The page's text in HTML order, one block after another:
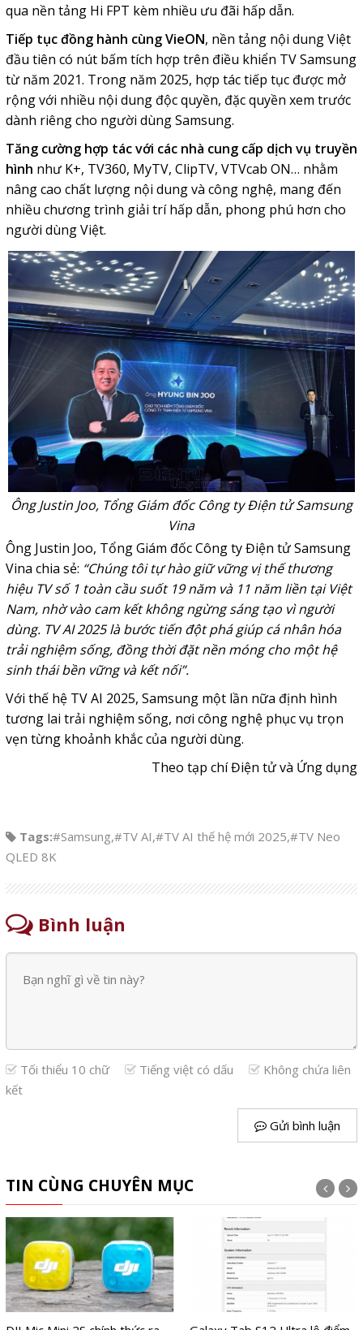
qua nền tảng Hi FPT kèm nhiều ưu đãi hấp dẫn.
Tiếp tục đồng hành cùng VieON, nền tảng nội dung Việt
đầu tiên có nút bấm tích hợp trên điều khiển TV Samsung
từ năm 2021. Trong năm 2025, hợp tác tiếp tục được mở
rộng với nhiều nội dung độc quyền, đặc quyền xem trước
dành riêng cho người dùng Samsung.
Tăng cường hợp tác với các nhà cung cấp dịch vụ truyền
hình như K+, TV360, MyTV, ClipTV, VTVcab ON… nhằm
nâng cao chất lượng nội dung và công nghệ, mang đến
nhiều chương trình giải trí hấp dẫn, phong phú hơn cho
người dùng Việt.
Ông Justin Joo, Tổng Giám đốc Công ty Điện tử Samsung
Vina
​​Ông Justin Joo, Tổng Giám đốc Công ty Điện tử Samsung
Vina chia sẻ: “Chúng tôi tự hào giữ vững vị thế thương
hiệu TV số 1 toàn cầu suốt 19 năm và 11 năm liền tại Việt
Nam, nhờ vào cam kết không ngừng sáng tạo vì người
dùng. TV AI 2025 là bước tiến đột phá giúp cá nhân hóa
trải nghiệm sống, đồng thời đặt nền móng cho một hệ
sinh thái bền vững và kết nối”.
Với thế hệ TV AI 2025, Samsung một lần nữa định hình
tương lai trải nghiệm sống, nơi công nghệ phục vụ trọn
vẹn từng khoảnh khắc của người dùng.
Theo tạp chí Điện tử và Ứng dụng
Tags:#Samsung,#TV AI,#TV AI thế hệ mới 2025,#TV Neo
QLED 8K
Bình luận
Tối thiểu 10 chữ Tiếng việt có dấu
Không chứa liên
kết
Gửi bình luận
TIN CÙNG CHUYÊN MỤC